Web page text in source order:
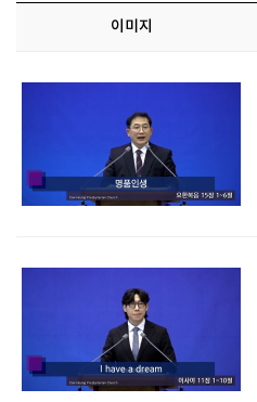
이미지